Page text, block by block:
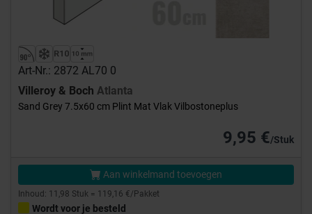
Art-Nr.: 2872 AL70 0
Villeroy & Boch Atlanta
Sand Grey 7.5x60 cm Plint Mat Vlak Vilbostoneplus
9,95 €/Stuk
Aan winkelmand toevoegen
Inhoud: 11,98 Stuk = 119,16 €/Pakket
Wordt voor je besteld